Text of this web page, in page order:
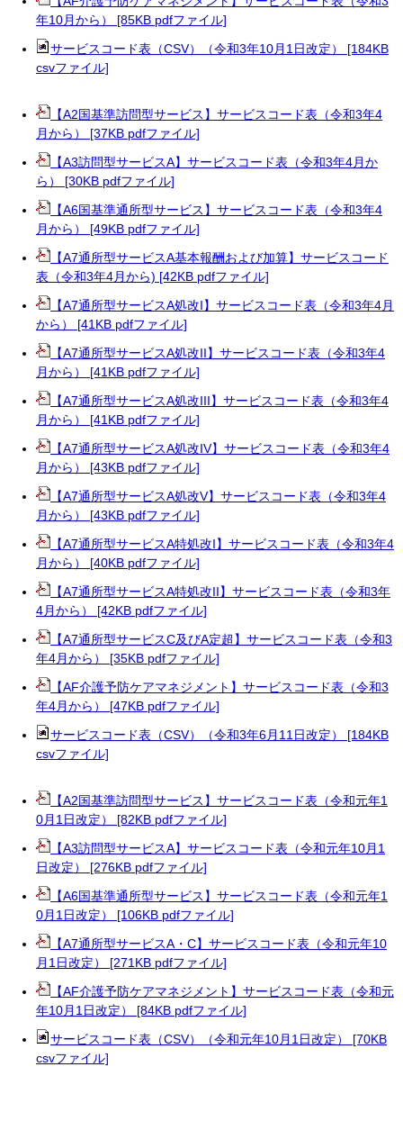
年10月から） [85KB pdfファイル]
サービスコード表（CSV）（令和3年10月1日改定） [184KB
csvファイル]
【A2国基準訪問型サービス】サービスコード表（令和3年4
月から） [37KB pdfファイル]
【A3訪問型サービスA】サービスコード表（令和3年4月か
ら） [30KB pdfファイル]
【A6国基準通所型サービス】サービスコード表（令和3年4
月から） [49KB pdfファイル]
【A7通所型サービスA基本報酬および加算】サービスコード
表（令和3年4月から) [42KB pdfファイル]
【A7通所型サービスA処改I】サービスコード表（令和3年4月
から） [41KB pdfファイル]
【A7通所型サービスA処改II】サービスコード表（令和3年4
月から） [41KB pdfファイル]
【A7通所型サービスA処改III】サービスコード表（令和3年4
月から） [41KB pdfファイル]
【A7通所型サービスA処改IV】サービスコード表（令和3年4
月から） [43KB pdfファイル]
【A7通所型サービスA処改V】サービスコード表（令和3年4
月から） [43KB pdfファイル]
【A7通所型サービスA特処改I】サービスコード表（令和3年4
月から） [40KB pdfファイル]
【A7通所型サービスA特処改II】サービスコード表（令和3年
4月から） [42KB pdfファイル]
【A7通所型サービスC及びA定超】サービスコード表（令和3
年4月から） [35KB pdfファイル]
【AF介護予防ケアマネジメント】サービスコード表（令和3
年4月から） [47KB pdfファイル]
サービスコード表（CSV）（令和3年6月11日改定） [184KB
csvファイル]
【A2国基準訪問型サービス】サービスコード表（令和元年1
0月1日改定） [82KB pdfファイル]
【A3訪問型サービスA】サービスコード表（令和元年10月1
日改定） [276KB pdfファイル]
【A6国基準通所型サービス】サービスコード表（令和元年1
0月1日改定） [106KB pdfファイル]
【A7通所型サービスA・C】サービスコード表（令和元年10
月1日改定） [271KB pdfファイル]
【AF介護予防ケアマネジメント】サービスコード表（令和元
年10月1日改定） [84KB pdfファイル]
サービスコード表（CSV）（令和元年10月1日改定） [70KB
csvファイル]